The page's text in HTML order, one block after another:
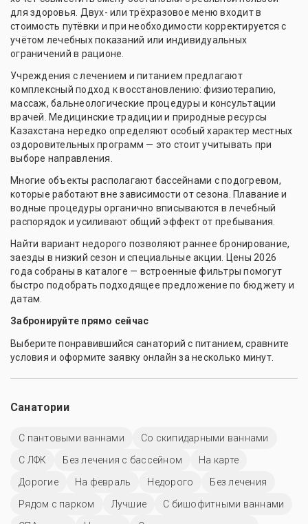
для здоровья. Двух- или трёхразовое меню входит в
стоимость путёвки и при необходимости корректируется с
учётом лечебных показаний или индивидуальных
ограничений в рационе.
Учреждения с лечением и питанием предлагают
комплексный подход к восстановлению: физиотерапию,
массаж, бальнеологические процедуры и консультации
врачей. Медицинские традиции и природные ресурсы
Казахстана нередко определяют особый характер местных
оздоровительных программ — это стоит учитывать при
выборе направления.
Многие объекты располагают бассейнами с подогревом,
которые работают вне зависимости от сезона. Плавание и
водные процедуры органично вписываются в лечебный
распорядок и усиливают общий эффект от пребывания.
Найти вариант недорого позволяют раннее бронирование,
заезды в низкий сезон и специальные акции. Цены 2026
года собраны в каталоге — встроенные фильтры помогут
быстро подобрать подходящее предложение по бюджету и
датам.
Забронируйте прямо сейчас
Выберите понравившийся санаторий с питанием, сравните
условия и оформите заявку онлайн за несколько минут.
Санатории
С пантовыми ваннами
Со скипидарными ваннами
С ЛФК
Без лечения с бассейном
На карте
Дорогие
На февраль Недорого
Без лечения
Рядом с парком
Лучшие
С бишофитными ваннами